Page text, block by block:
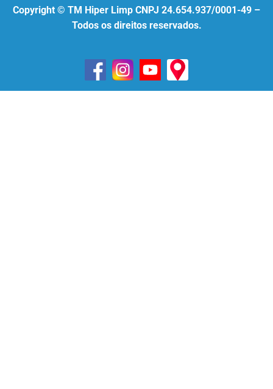
Copyright © TM Hiper Limp CNPJ 24.654.937/0001-49 –
Todos os direitos reservados.